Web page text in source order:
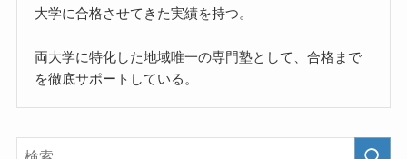
大学に合格させてきた実績を持つ。
両大学に特化した地域唯一の専門塾として、合格まで
を徹底サポートしている。